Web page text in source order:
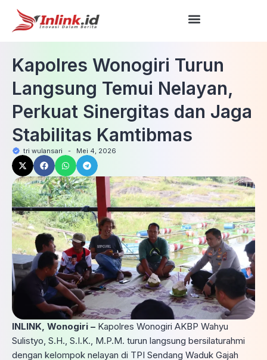
Kapolres Wonogiri Turun
Langsung Temui Nelayan,
Perkuat Sinergitas dan Jaga
Stabilitas Kamtibmas
tri wulansari - Mei 4, 2026
INLINK, Wonogiri – Kapolres Wonogiri AKBP Wahyu
Sulistyo, S.H., S.I.K., M.P.M. turun langsung bersilaturahmi
dengan kelompok nelayan di TPI Sendang Waduk Gajah